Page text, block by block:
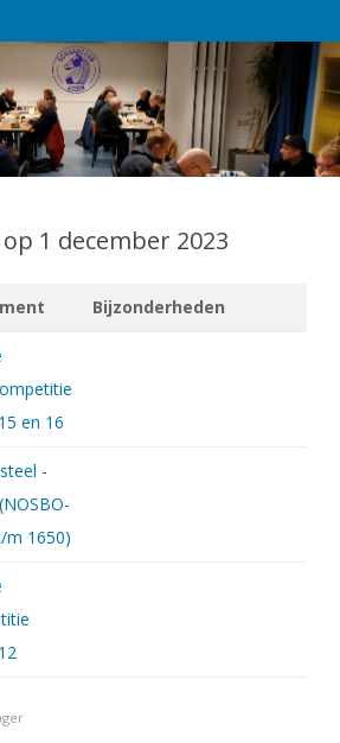
de
1 december 2023
Bijzonderheden
en 16
-
m 1650)